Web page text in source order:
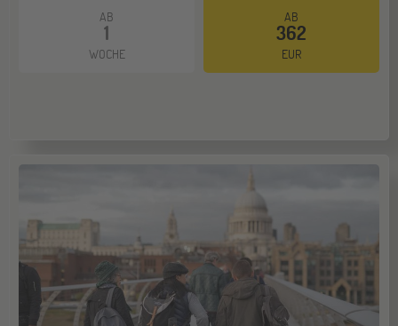
21
NOV
Münster
Jugendbildungsmesse JuBi
AB
1
WOCHE
AB
362
EUR